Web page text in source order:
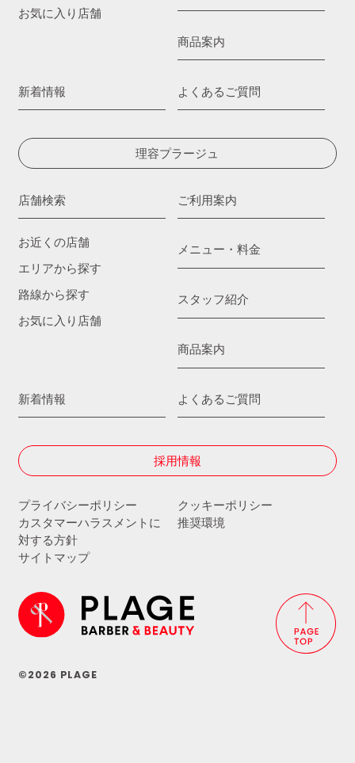
お気に入り店舗
商品案内
新着情報 よくあるご質問
理容プラージュ
店舗検索
お近くの店舗
エリアから探す
路線から探す
お気に入り店舗
ご利用案内
メニュー・料金
スタッフ紹介
商品案内
新着情報 よくあるご質問
採用情報
プライバシーポリシー
クッキーポリシー
カスタマーハラスメントに
対する方針
推奨環境
サイトマップ
©2026 PLAGE